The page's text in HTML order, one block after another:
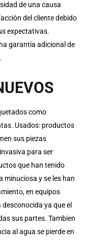
de una causa
del cliente debido
expectativas.
garantía adicional de
como
Usados: productos
sus piezas
para ser
que han tenido
minuciosa y se les han
en equipos
ya que el
sus partes. Tambien
al agua se pierde en